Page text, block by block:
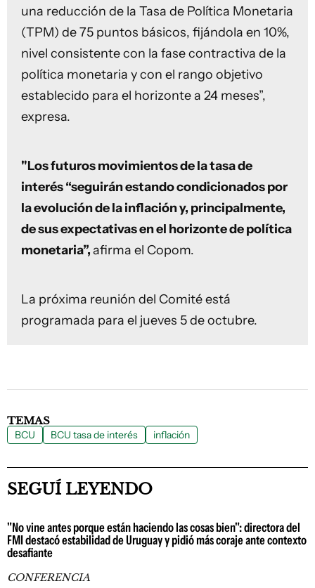
una reducción de la Tasa de Política Monetaria
(TPM) de 75 puntos básicos, fijándola en 10%,
nivel consistente con la fase contractiva de la
política monetaria y con el rango objetivo
establecido para el horizonte a 24 meses”,
expresa.
"Los futuros movimientos de la tasa de
interés “seguirán estando condicionados por
la evolución de la inflación y, principalmente,
de sus expectativas en el horizonte de política
monetaria”,afirma el Copom.
La próxima reunión del Comité está
programada para el jueves 5 de octubre.
TEMAS
BCU BCU tasa de interés inflación
SEGUÍ LEYENDO
"No vine antes porque están haciendo las cosas bien": directora del
FMI destacó estabilidad de Uruguay y pidió más coraje ante contexto
desafiante
CONFERENCIA